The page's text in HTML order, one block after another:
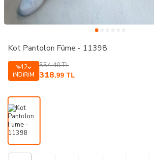
Kot Pantolon Füme - 11398
%42
İNDIRIM
554,40TL
318,99 TL